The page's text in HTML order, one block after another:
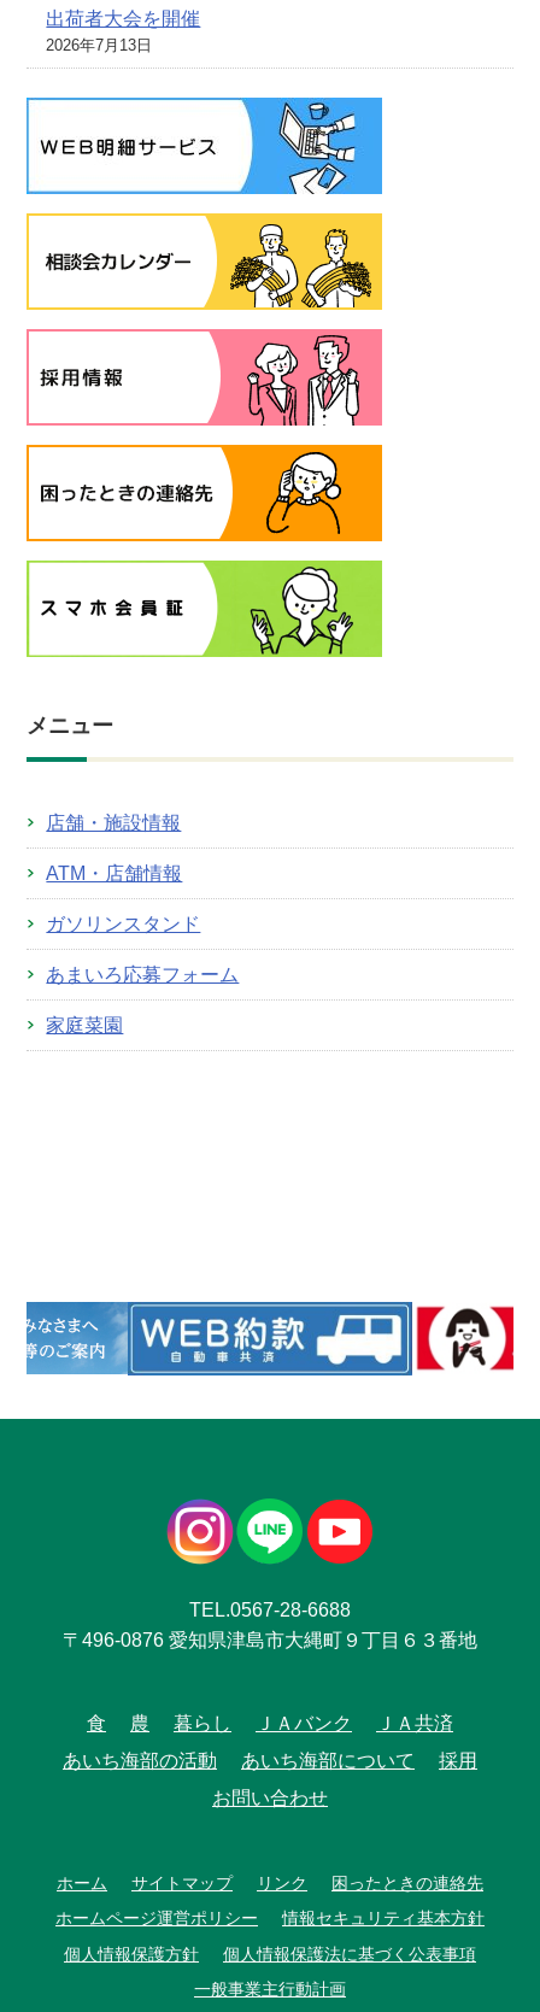
出荷者大会を開催
2026年7月13日
メニュー
店舗・施設情報
ATM・店舗情報
ガソリンスタンド
あまいろ応募フォーム
家庭菜園
TEL.0567-28-6688
〒496-0876 愛知県津島市大縄町９丁目６３番地
食 農 暮らし ＪＡバンク
ＪＡ共済
あいち海部の活動
あいち海部について
採用
お問い合わせ
ホーム サイトマップ リンク
困ったときの連絡先
ホームページ運営ポリシー
情報セキュリティ基本方針
個人情報保護方針
個人情報保護法に基づく公表事項
一般事業主行動計画